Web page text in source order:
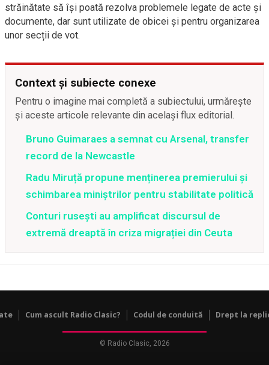
străinătate să își poată rezolva problemele legate de acte și
documente, dar sunt utilizate de obicei și pentru organizarea
unor secții de vot.
Context și subiecte conexe
Pentru o imagine mai completă a subiectului, urmărește
și aceste articole relevante din același flux editorial.
Bruno Guimaraes a semnat cu Arsenal, transfer
record de la Newcastle
Radu Miruță propune menținerea premierului și
schimbarea miniștrilor pentru stabilitate politică
Conturi rusești au amplificat discursul de
extremă dreaptă în criza migrației din Ceuta
Cum ascult Radio Clasic? Codul de conduită Drept la
© Radio Clasic, 2026